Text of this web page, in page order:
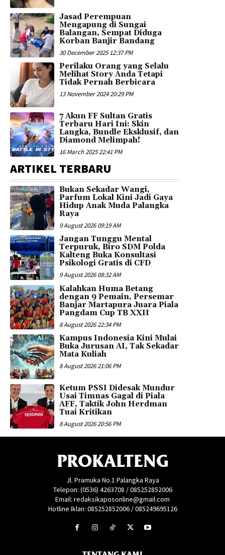
Jasad Perempuan
Mengapung di Sungai
Balangan, Sempat Diduga
Korban Banjir Bandang
30 December 2025 12:37 PM
Perilaku Orang yang Selalu
Melihat Story Anda Tetapi
Tidak Pernah Berbicara
13 November 2024 20:29 PM
7 Akun FF Sultan Gratis
Terbaru Hari Ini: Skin
Langka, Bundle Eksklusif, dan
Diamond Melimpah!
16 March 2025 22:41 PM
ARTIKEL TERBARU
Bukan Sekadar Wangi,
Parfum Lokal Kini Jadi Gaya
Hidup Anak Muda Palangka
Raya
9 August 2026 09:19 AM
Jangan Tunggu Mental
Terpuruk, Biro SDM Polda
Kalteng Buka Konsultasi
Psikologi Gratis di CFD
9 August 2026 08:32 AM
Kalahkan Huma Betang
dengan 9 Pemain, Persemar
Banjar Martapura Juara Piala
Pangdam Cup TB XXII
8 August 2026 22:34 PM
Kampus Indonesia Kini Mulai
Buka Jurusan AI, Tak Sekadar
Mata Kuliah
8 August 2026 21:06 PM
Ketum PSSI Didesak Mundur
Usai Timnas Gagal di Piala
AFF, Taktik John Herdman
Tuai Kritikan
8 August 2026 20:56 PM
PROKALTENG
Jl. Pramuka No.1 Palangka Raya
Telepon: (0536) 4263708 / 085252852006
Email: redaksikaposonline@gmail.com
Hotline Iklan: 085252852006 / 085249695126